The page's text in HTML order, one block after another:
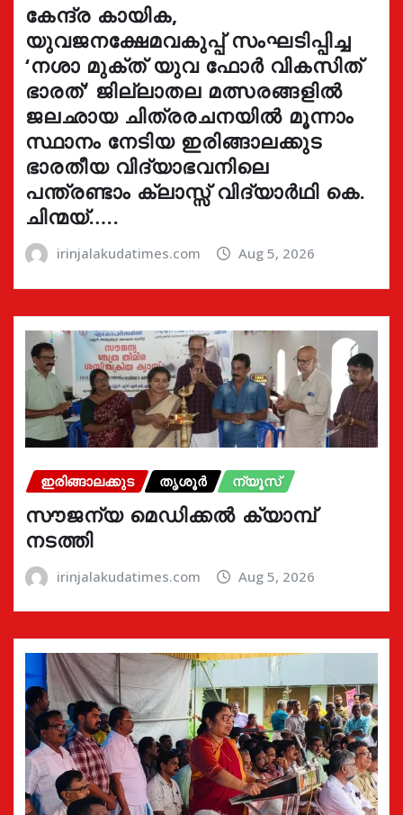
കേന്ദ്ര കായിക,
യുവജനക്ഷേമവകുപ്പ് സംഘടിപ്പിച്ച
‘നശാ മുക്ത് യുവ ഫോർ വികസിത്
ഭാരത്’ ജില്ലാതല മത്സരങ്ങളിൽ
ജലഛായ ചിത്രരചനയിൽ മൂന്നാം
സ്ഥാനം നേടിയ ഇരിങ്ങാലക്കുട
ഭാരതീയ വിദ്യാഭവനിലെ
പന്ത്രണ്ടാം ക്ലാസ്സ് വിദ്യാർഥി കെ.
ചിന്മയ്…..
irinjalakudatimes.com Aug 5, 2026
ഇരിങ്ങാലക്കുട തൃശൂർ ന്യൂസ്
സൗജന്യ മെഡിക്കൽ ക്യാമ്പ്
നടത്തി
irinjalakudatimes.com Aug 5, 2026